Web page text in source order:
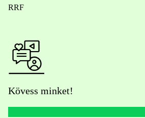
RRF
Kövess minket!